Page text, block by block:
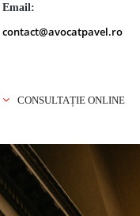
Email:
contact@avocatpavel.ro
CONSULTAȚIE ONLINE